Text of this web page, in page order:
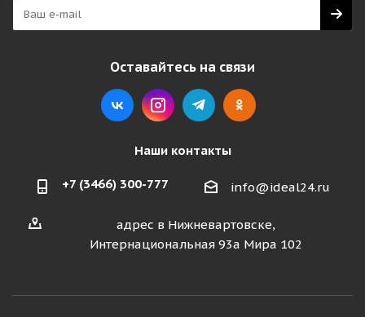
Оставайтесь на связи
Наши контакты
+7 (3466) 300-777 info@ideal24.ru
адрес в Нижневартовске,
Интернациональная 93а Мира 102